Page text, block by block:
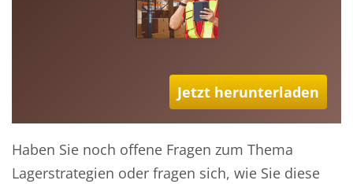
Jetzt herunterladen
Haben Sie noch offene Fragen zum Thema
Lagerstrategien oder fragen sich, wie Sie diese